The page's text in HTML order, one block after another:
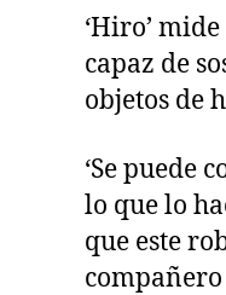
‘Hiro’
capaz de
objetos de
‘Se puede
lo que lo
que este
compañero